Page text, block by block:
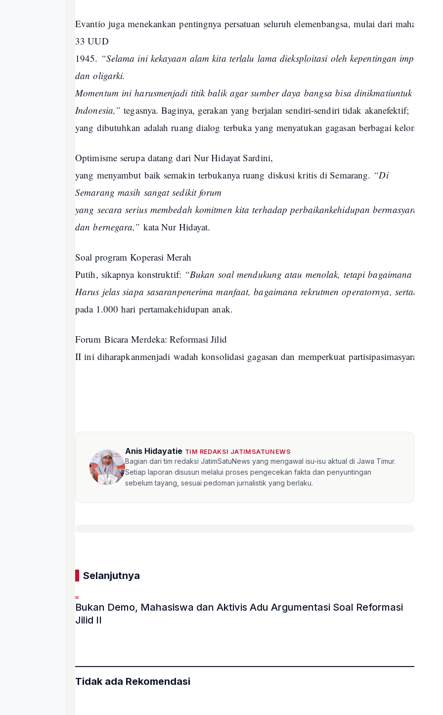
Evantio jugamenekankan pentingnya persatuan seluruh elemenbangsa, mulai dari mahasiswa
33 UUD
1945. “Selama ini kekayaan alam kita terlalu lamadieksploitasi olehkepentingan imperialis
danoligarki.
Momentum ini harusmenjadi titik balikagarsumber daya bangsa bisa dinikmatiuntuk
Indonesia,” tegasnya.Baginya, gerakan yangberjalan sendiri-sendiri tidak akanefektif;
yang dibutuhkan adalah ruang dialog terbukayang menyatukan gagasan berbagai kelompok
Optimisme serupa datang dari Nur Hidayat Sardini,
yang menyambut baik semakin terbukanya ruang diskusi kritisdi Semarang. “Di
Semarang masih sangatsedikitforum
yang secara serius membedah komitmen kita terhadap perbaikankehidupan bermasyarakat
danbernegara,” kata Nur Hidayat.
Soal programKoperasi Merah
Putih, sikapnya konstruktif: “Bukan soal mendukung atau menolak, tetapi bagaimana
Harus jelas siapa sasaranpenerima manfaat,bagaimana rekrutmen operatornya, serta
pada 1.000hari pertamakehidupan anak.
Forum BicaraMerdeka: Reformasi Jilid
IIini diharapkanmenjadi wadah konsolidasi gagasan dan memperkuat partisipasimasyarakat
Anis Hidayatie TIM REDAKSI JATIMSATUNEWS
Bagian dari tim redaksi JatimSatuNews yang mengawal isu-isu aktual di Jawa Timur.
Setiap laporan disusun melalui proses pengecekan fakta dan penyuntingan
sebelum tayang, sesuai pedoman jurnalistik yang berlaku.
Selanjutnya
Bukan Demo, Mahasiswa dan Aktivis Adu Argumentasi Soal Reformasi
Jilid II
Tidak ada Rekomendasi